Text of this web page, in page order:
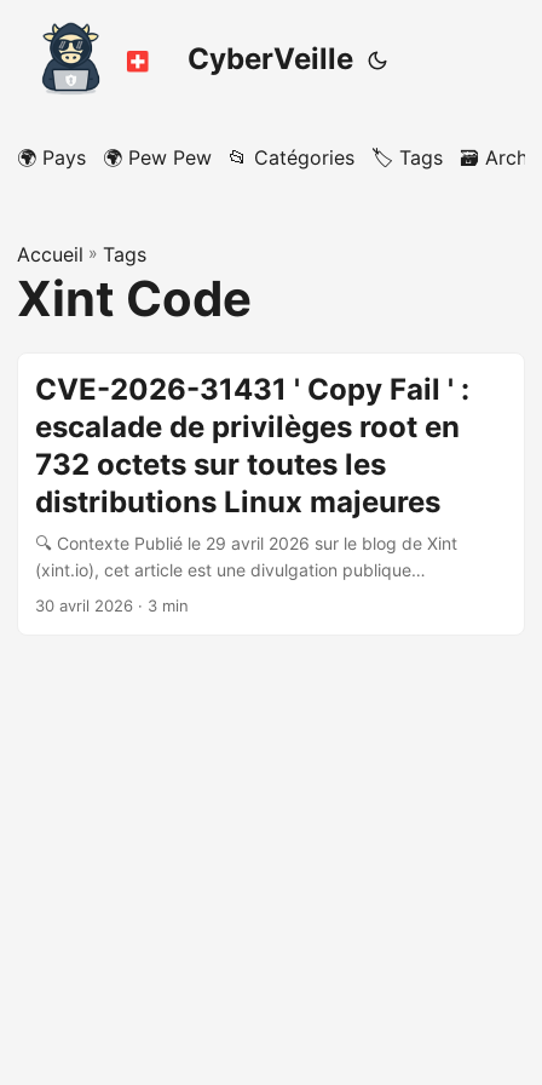
CyberVeille
🌍 Pays 🌍 Pew Pew 📂 Catégories 🏷️ Tags 🗃️
Accueil » Tags
Xint Code
CVE-2026-31431 ' Copy Fail ' :
escalade de privilèges root en
732 octets sur toutes les
distributions Linux majeures
🔍 Contexte Publié le 29 avril 2026 sur le blog de Xint
(xint.io), cet article est une divulgation publique
coordonnée de CVE-2026-31431, surnommé « Copy Fail »,
30 avril 2026 · 3 min